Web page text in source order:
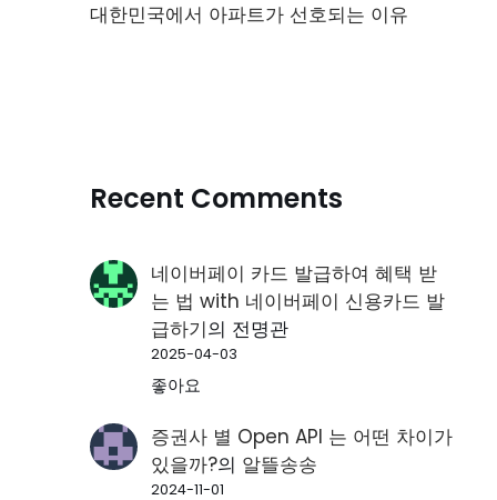
대한민국에서 아파트가 선호되는 이유
Recent Comments
네이버페이 카드 발급하여 혜택 받
는 법 with 네이버페이 신용카드 발
급하기의 전명관
2025-04-03
좋아요
증권사 별 Open API 는 어떤 차이가
있을까?의 알뜰송송
2024-11-01